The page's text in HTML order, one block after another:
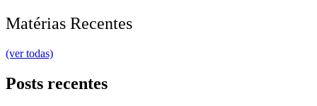
Matérias Recentes
(ver todas)
Posts recentes